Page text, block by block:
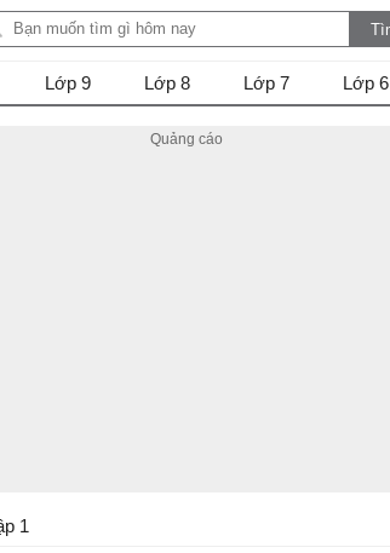
Lớp 9 Lớp 8 Lớp 7 Lớp 6
1